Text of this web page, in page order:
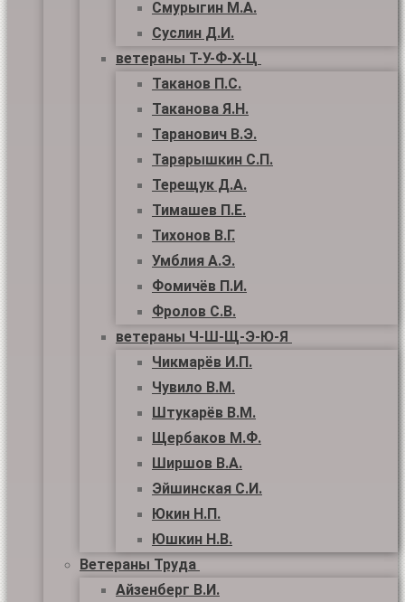
Смурыгин М.А.
Суслин Д.И.
ветераны Т-У-Ф-Х-Ц
Таканов П.С.
Таканова Я.Н.
Таранович В.Э.
Тарарышкин С.П.
Терещук Д.А.
Тимашев П.Е.
Тихонов В.Г.
Умблия А.Э.
Фомичёв П.И.
Фролов С.В.
ветераны Ч-Ш-Щ-Э-Ю-Я
Чикмарёв И.П.
Чувило В.М.
Штукарёв В.М.
Щербаков М.Ф.
Ширшов В.А.
Эйшинская С.И.
Юкин Н.П.
Юшкин Н.В.
Ветераны Труда
Айзенберг В.И.